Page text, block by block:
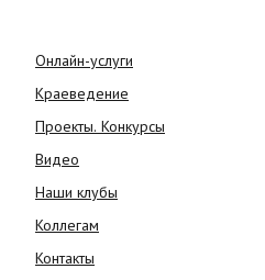
Онлайн-услуги
Краеведение
Проекты. Конкурсы
Видео
Наши клубы
Коллегам
Контакты